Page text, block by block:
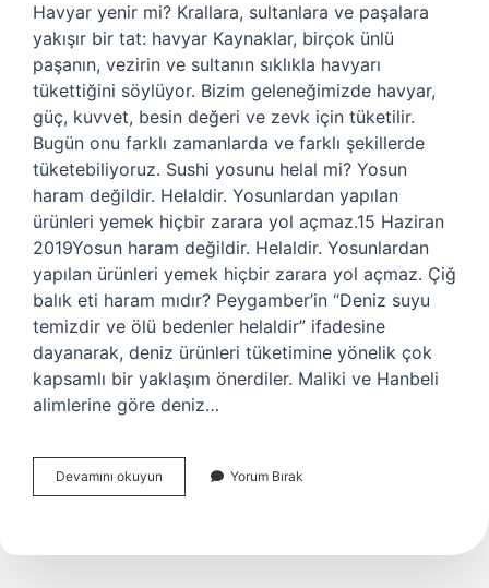
Havyar yenir mi? Krallara, sultanlara ve paşalara
yakışır bir tat: havyar Kaynaklar, birçok ünlü
paşanın, vezirin ve sultanın sıklıkla havyarı
tükettiğini söylüyor. Bizim geleneğimizde havyar,
güç, kuvvet, besin değeri ve zevk için tüketilir.
Bugün onu farklı zamanlarda ve farklı şekillerde
tüketebiliyoruz. Sushi yosunu helal mi? Yosun
haram değildir. Helaldir. Yosunlardan yapılan
ürünleri yemek hiçbir zarara yol açmaz.15 Haziran
2019Yosun haram değildir. Helaldir. Yosunlardan
yapılan ürünleri yemek hiçbir zarara yol açmaz. Çiğ
balık eti haram mıdır? Peygamber’in “Deniz suyu
temizdir ve ölü bedenler helaldir” ifadesine
dayanarak, deniz ürünleri tüketimine yönelik çok
kapsamlı bir yaklaşım önerdiler. Maliki ve Hanbeli
alimlerine göre deniz…
Devamını okuyun
Yemek
Yorum Bırak